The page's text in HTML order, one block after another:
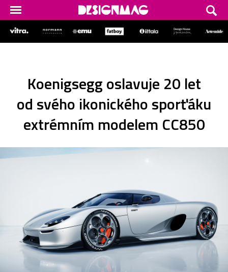
Koenigsegg oslavuje 20 let
od svého ikonického sporťáku
extrémním modelem CC850